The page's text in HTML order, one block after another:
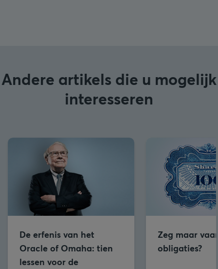
Andere artikels die u mogelijk
interesseren
De erfenis van het
Oracle of Omaha: tien
lessen voor de
Zeg maar
obligaties?